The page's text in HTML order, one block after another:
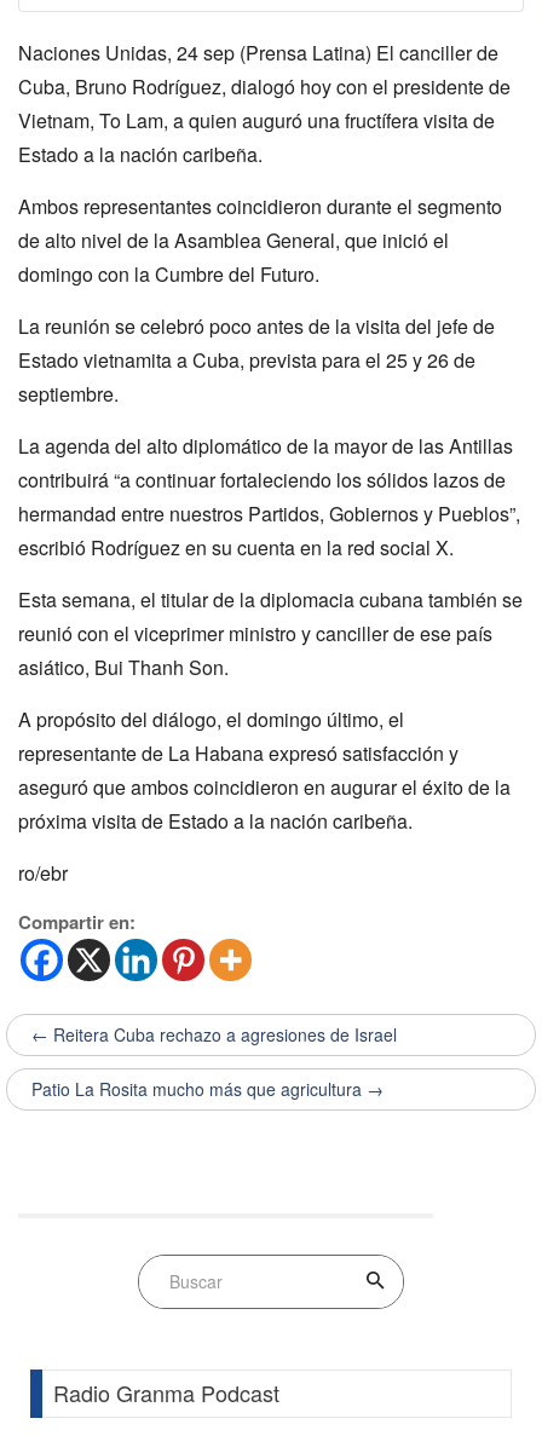
Naciones Unidas, 24 sep (Prensa Latina) El canciller de
Cuba, Bruno Rodríguez, dialogó hoy con el presidente de
Vietnam, To Lam, a quien auguró una fructífera visita de
Estado a la nación caribeña.
Ambos representantes coincidieron durante el segmento
de alto nivel de la Asamblea General, que inició el
domingo con la Cumbre del Futuro.
La reunión se celebró poco antes de la visita del jefe de
Estado vietnamita a Cuba, prevista para el 25 y 26 de
septiembre.
La agenda del alto diplomático de la mayor de las Antillas
contribuirá “a continuar fortaleciendo los sólidos lazos de
hermandad entre nuestros Partidos, Gobiernos y Pueblos”,
escribió Rodríguez en su cuenta en la red social X.
Esta semana, el titular de la diplomacia cubana también se
reunió con el viceprimer ministro y canciller de ese país
asiático, Bui Thanh Son.
A propósito del diálogo, el domingo último, el
representante de La Habana expresó satisfacción y
aseguró que ambos coincidieron en augurar el éxito de la
próxima visita de Estado a la nación caribeña.
ro/ebr
Compartir en:
← Reitera Cuba rechazo a agresiones de Israel
Patio La Rosita mucho más que agricultura →
Radio Granma Podcast